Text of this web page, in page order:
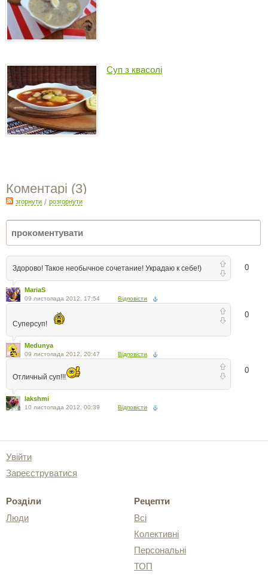
Суп з квасолі
Коментарі (3)
згорнути / розгорнути
0
Здорово! Такое необычное сочетание! Украдаю к себе!)
MariaS
09 листопада 2012, 17:54 Відповісти
0
Суперсуп!
Medunya
09 листопада 2012, 20:47 Відповісти
0
Отличный суп!!!
lakshmi
10 листопада 2012, 00:39 Відповісти
Увійти
Зареєструватися
Розділи
Люди
Рецепти
Всі
Колективні
Персональні
ТОП